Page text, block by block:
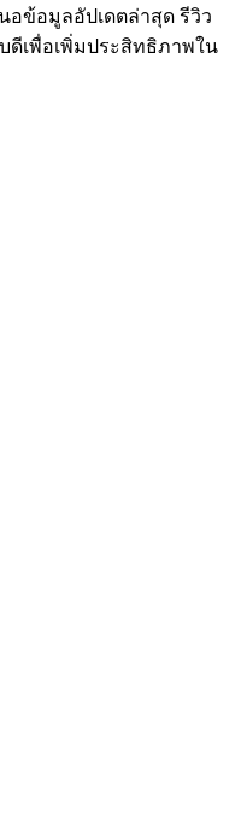
อข้อมูลอัปเดตล่าสุด รีวิว
ดีเพื่อเพิ่มประสิทธิภาพใน